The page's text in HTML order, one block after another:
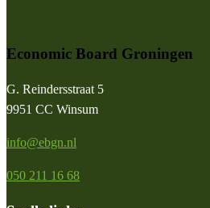
Economic Board Groningen
G. Reindersstraat 5
9951 CC Winsum
info@ebgn.nl
050 211 16 68